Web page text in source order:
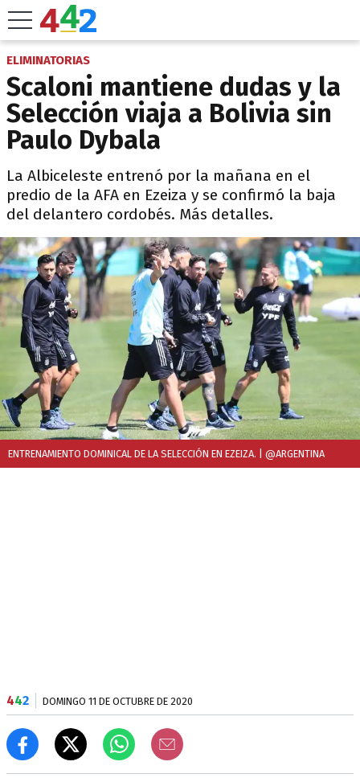
ELIMINATORIAS
Scaloni mantiene dudas y la
Selección viaja a Bolivia sin
Paulo Dybala
La Albiceleste entrenó por la mañana en el
predio de la AFA en Ezeiza y se confirmó la baja
del delantero cordobés. Más detalles.
ENTRENAMIENTO DOMINICAL DE LA SELECCIÓN EN EZEIZA. | @ARGENTINA
442 DOMINGO 11 DE OCTUBRE DE 2020